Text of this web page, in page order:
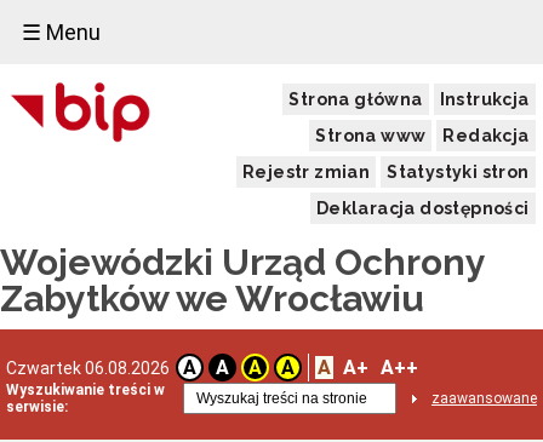
☰ Menu
Strona główna
Instrukcja
Strona www
Redakcja
Rejestr zmian
Statystyki stron
Deklaracja dostępności
Wojewódzki Urząd Ochrony
Zabytków we Wrocławiu
Czwartek 06.08.2026 A A A A A A+ A++
Wyszukiwanie treści w
serwisie:
zaawansowane